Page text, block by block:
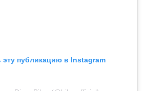
эту публикацию в Instagram